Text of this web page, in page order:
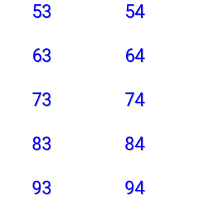
53 54
63 64
73 74
83 84
93 94